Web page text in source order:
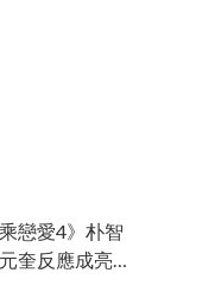
戀愛4》朴智
奎反應成亮